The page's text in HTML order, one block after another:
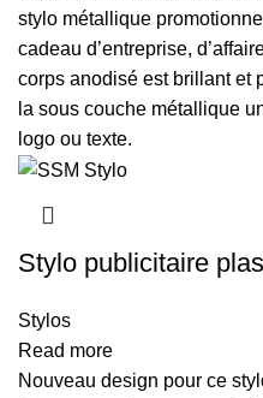
stylo métallique
cadeau d’entreprise,
corps anodisé est brillant et
la sous couche métallique
logo ou texte.
Stylo publicitaire
Stylos
Read more
Nouveau design pour ce